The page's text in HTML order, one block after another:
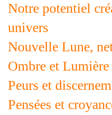
Notre potentiel
univers
Nouvelle Lune,
Ombre et Lumière
Peurs et
Pensées et